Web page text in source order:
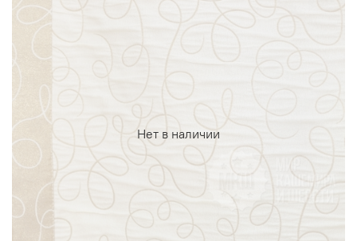
Нет в наличии